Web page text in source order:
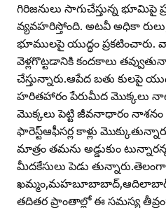
గిరిజనులు సాగుచేస్తున్న భూమిపై
వ్యవహరిస్తోంది. అటవీ అధికా
భూములపై యుద్ధం ప్రకటించారు.
వెళ్లగొట్టడానికి కందకాలు
చేస్తున్నారు.ఆపేద బతు కులపై
హరితహారం పేరుమీద మొక్కలు
మొక్కలు పెట్టి జీవనాధారం
ఫారెస్ట్‌ఆఫీసర్ల కాళ్లు
మాత్రం తమను అడ్డుకుం
మీదకేసులు పెడు
తదితర ప్రాంతాల్లో ఈ సమస్య